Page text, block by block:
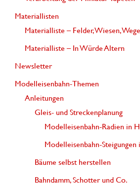
c
Materiallisten
Materialliste – Felder, Wiesen, Wege
Materialliste – In Würde Altern
Newsletter
Modelleisenbahn-Themen
Anleitungen
Gleis- und Streckenplanung
Modelleisenbahn-Radien in
Modelleisenbahn-Steigungen
Bäume selbst herstellen
Bahndamm, Schotter und Co.